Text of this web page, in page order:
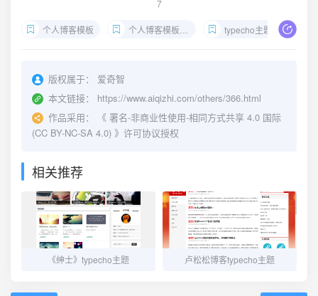
7
个人博客模板 个人博客模板《tree》 typecho主题
版权属于：
爱奇智
本文链接：
https://www.aiqizhi.com/others/366.html
作品采用：
《 署名-非商业性使用-相同方式共享 4.0 国际
(CC BY-NC-SA 4.0) 》许可协议授权
相关推荐
《绅士》typecho主题 卢松松博客typecho主题